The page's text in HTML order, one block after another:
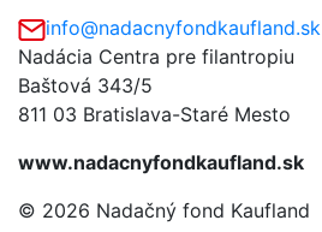
info@nadacnyfondkaufland.sk
Nadácia Centra pre filantropiu
Baštová 343/5
811 03 Bratislava-Staré Mesto
www.nadacnyfondkaufland.sk
© 2026 Nadačný fond Kaufland